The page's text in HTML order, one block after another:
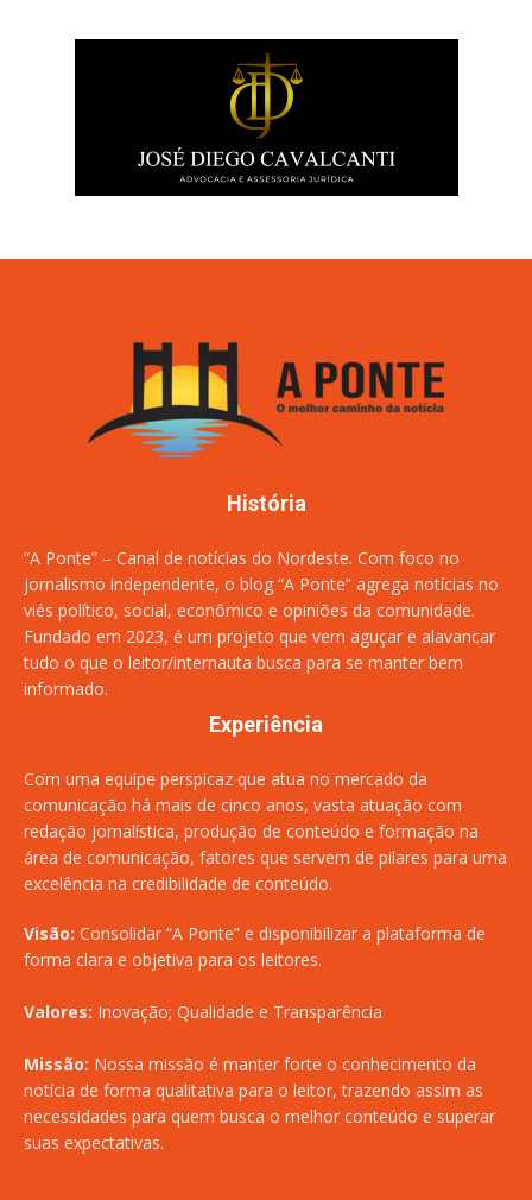
História
“A Ponte” – Canal de notícias do Nordeste. Com foco no
jornalismo independente, o blog “A Ponte” agrega notícias no
viés político, social, econômico e opiniões da comunidade.
Fundado em 2023, é um projeto que vem aguçar e alavancar
tudo o que o leitor/internauta busca para se manter bem
informado.
Experiência
Com uma equipe perspicaz que atua no mercado da
comunicação há mais de cinco anos, vasta atuação com
redação jornalística, produção de conteúdo e formação na
área de comunicação, fatores que servem de pilares para uma
excelência na credibilidade de conteúdo.
Visão: Consolidar “A Ponte” e disponibilizar a plataforma de
forma clara e objetiva para os leitores.
Valores: Inovação; Qualidade e Transparência
Missão: Nossa missão é manter forte o conhecimento da
notícia de forma qualitativa para o leitor, trazendo assim as
necessidades para quem busca o melhor conteúdo e superar
suas expectativas.